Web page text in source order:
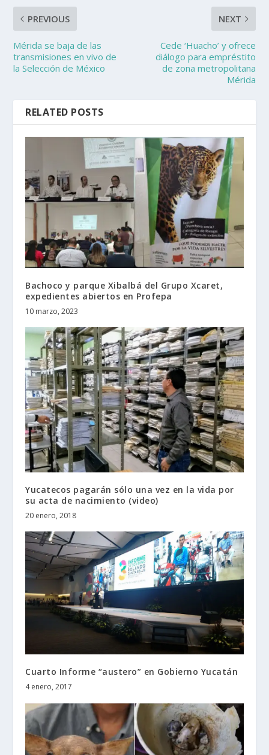
PREVIOUS
Mérida se baja de las
transmisiones en vivo de
la Selección de México
NEXT
Cede ‘Huacho’ y ofrece
diálogo para empréstito
de zona metropolitana
Mérida
RELATED POSTS
Bachoco y parque Xibalbá del Grupo Xcaret,
expedientes abiertos en Profepa
10 marzo, 2023
Yucatecos pagarán sólo una vez en la vida por
su acta de nacimiento (video)
20 enero, 2018
Cuarto Informe “austero” en Gobierno Yucatán
4 enero, 2017